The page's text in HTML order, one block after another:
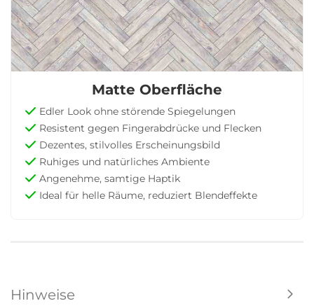
Matte Oberfläche
Edler Look ohne störende Spiegelungen
Resistent gegen Fingerabdrücke und Flecken
Dezentes, stilvolles Erscheinungsbild
Ruhiges und natürliches Ambiente
Angenehme, samtige Haptik
Ideal für helle Räume, reduziert Blendeffekte
Hinweise